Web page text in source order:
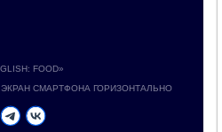
FOOD»
СМАРТФОНА ГОРИЗОНТАЛЬНО